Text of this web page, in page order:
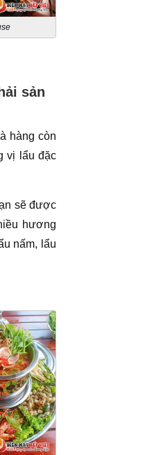
sản
hàng còn
vị lẩu đặc
sẽ được
hương
nấm, lẩu